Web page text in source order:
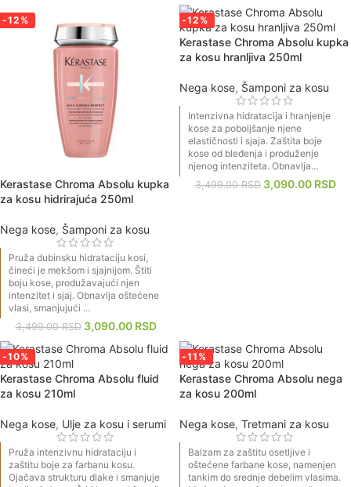
-12%
Kerastase Chroma Absolu kupka
za kosu hidrirajuća 250ml
Nega kose, Šamponi za kosu
3,499.00RSD 3,090.00 RSD
Pruža dubinsku hidrataciju kosi,
čineći je mekšom i sjajnijom. Štiti
boju kose, produžavajući njen
intenzitet i sjaj. Obnavlja oštećene
vlasi, smanjujući ...
-12%
Kerastase Chroma Absolu kupka
za kosu hranljiva 250ml
Nega kose, Šamponi za kosu
3,499.00RSD 3,090.00 RSD
Intenzivna hidratacija i hranjenje
kose za poboljšanje njene
elastičnosti i sjaja. Zaštita boje
kose od bleđenja i produženje
njenog intenziteta. Obnavlja...
-10%
Kerastase Chroma Absolu fluid
za kosu 210ml
Nega kose, Ulje za kosu i serumi
Pruža intenzivnu hidrataciju i
zaštitu boje za farbanu kosu.
Ojačava strukturu dlake i smanjuje
-11%
Kerastase Chroma Absolu nega
za kosu 200ml
Nega kose, Tretmani za kosu
​Balzam za zaštitu osetljive i
oštećene farbane kose, namenjen
tankim do srednje debelim vlasima.